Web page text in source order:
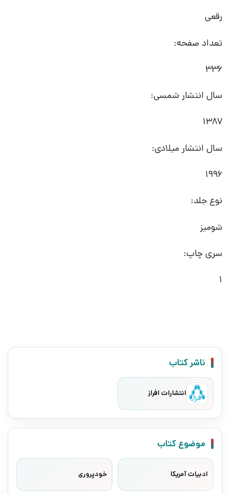
رقعی
تعداد صفحه:
336
سال انتشار شمسی:
1387
سال انتشار میلادی:
1996
نوع جلد:
شومیز
سری چاپ:
1
ناشر کتاب
انتشارات افراز
موضوع کتاب
ادبیات آمریکا خودپروری